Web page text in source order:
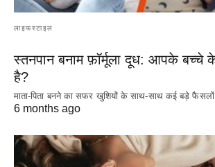
लाइफस्टाइल
स्तनपान बनाम फ़ॉर्मूला दूध: आपके बच्चे
है?
माता-पिता बनने का सफर खुशियों के साथ-साथ कई बड़े फैसलों
6 months ago